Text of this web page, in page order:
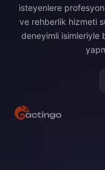
isteyenlere
ve rehberlik hizmeti
deneyimli isimleriyle